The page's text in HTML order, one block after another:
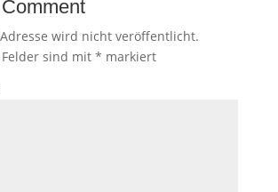
wird nicht veröffentlicht.
sind mit * markiert